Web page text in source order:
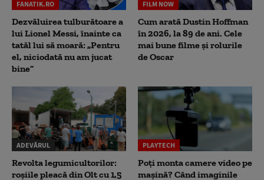
FANATIK.RO
Dezvăluirea tulburătoare a
lui Lionel Messi, înainte ca
tatăl lui să moară: „Pentru
el, niciodată nu am jucat
bine”
FILM NOW
Cum arată Dustin Hoffman
în 2026, la 89 de ani. Cele
mai bune filme și rolurile
de Oscar
ADEVĂRUL
Revolta legumicultorilor:
roșiile pleacă din Olt cu 1,5
PLAYTECH
Poți monta camere video pe
mașină? Când imaginile